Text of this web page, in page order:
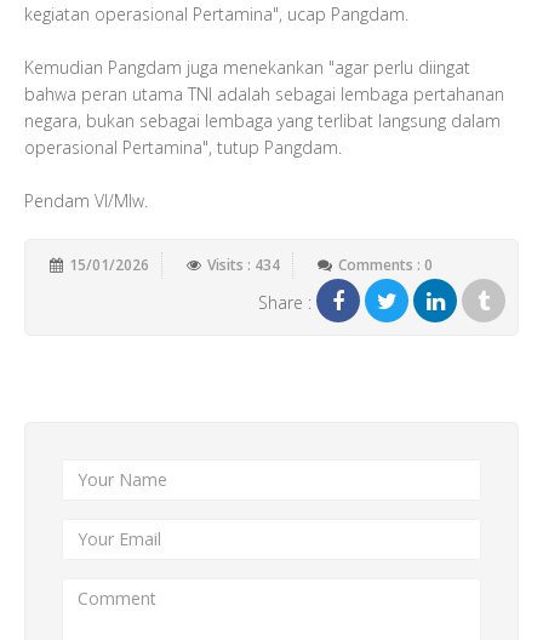
kegiatan operasional Pertamina", ucap Pangdam.
Kemudian Pangdam juga menekankan "agar perlu diingat
bahwa peran utama TNI adalah sebagai lembaga pertahanan
negara, bukan sebagai lembaga yang terlibat langsung dalam
operasional Pertamina", tutup Pangdam.
Pendam VI/Mlw.
15/01/2026 Visits : 434 Comments : 0
Share :